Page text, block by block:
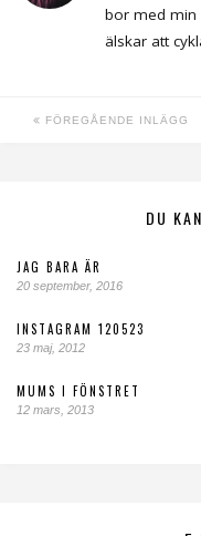
bor med min
älskar att
FÖREGÅENDE INLÄGG
DU
JAG BARA ÄR
20 september, 2016
INSTAGRAM 120523
23 maj, 2012
MUMS I FÖNSTRET
12 mars, 2013